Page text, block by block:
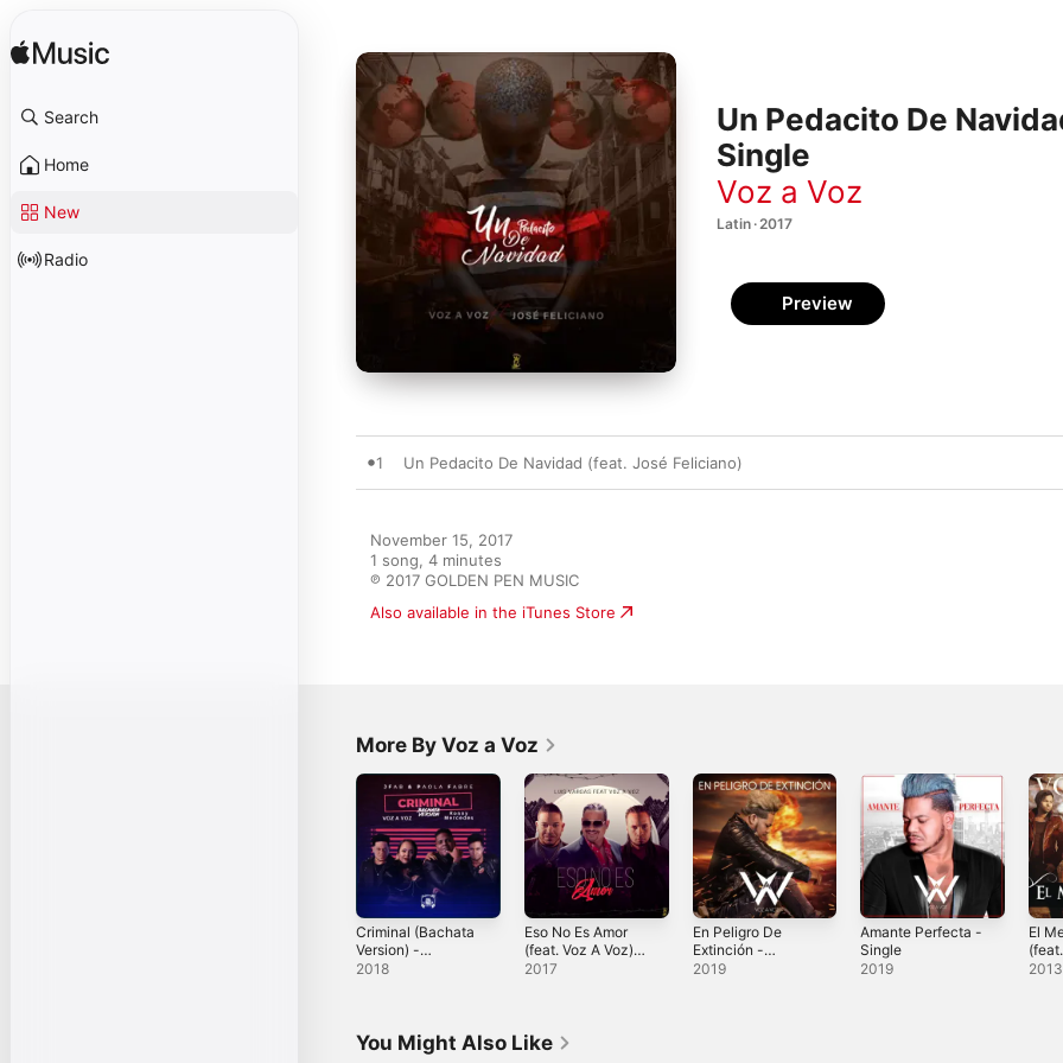
Search
Home
New
Radio
Un Pedacito De
Single
Voz a Voz
Latin · 2017
Preview
1 Un Pedacito De Navidad (feat. José Feliciano)
November 15, 2017
1 song, 4 minutes
℗ 2017 GOLDEN PEN MUSIC
Also available in the iTunes Store
More By Voz a Voz
Criminal (Bachata
Version) -
Single
2018
Eso No Es Amor
(feat. Voz A Voz) -
Single
2017
En Peligro De
Extinción -
Single
2019
Amante Perfecta -
Single
2019
El
2013
You Might Also Like